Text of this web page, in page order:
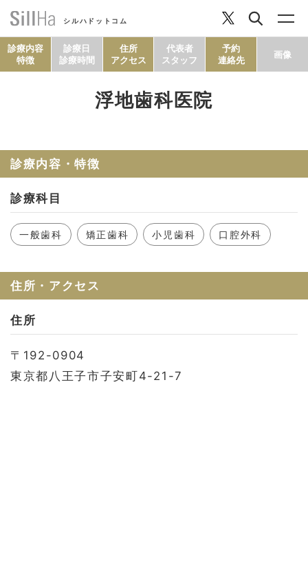
シルハドットコム
セルフチェック
診療内容
特徴
診療日
診療時間
住所
アクセス
代表者
スタッフ
予約
連絡先
画像
浮地歯科医院
診療内容・特徴
診療科目
一般歯科 矯正歯科 小児歯科 口腔外科
住所・アクセス
住所
〒192-0904
東京都八王子市子安町4-21-7